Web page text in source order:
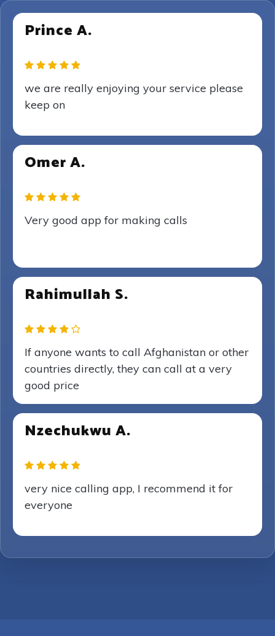
Prince A.
we are really enjoying your service please
keep on
Omer A.
Very good app for making calls
Rahimullah S.
If anyone wants to call Afghanistan or other
countries directly, they can call at a very
good price
Nzechukwu A.
very nice calling app, I recommend it for
everyone